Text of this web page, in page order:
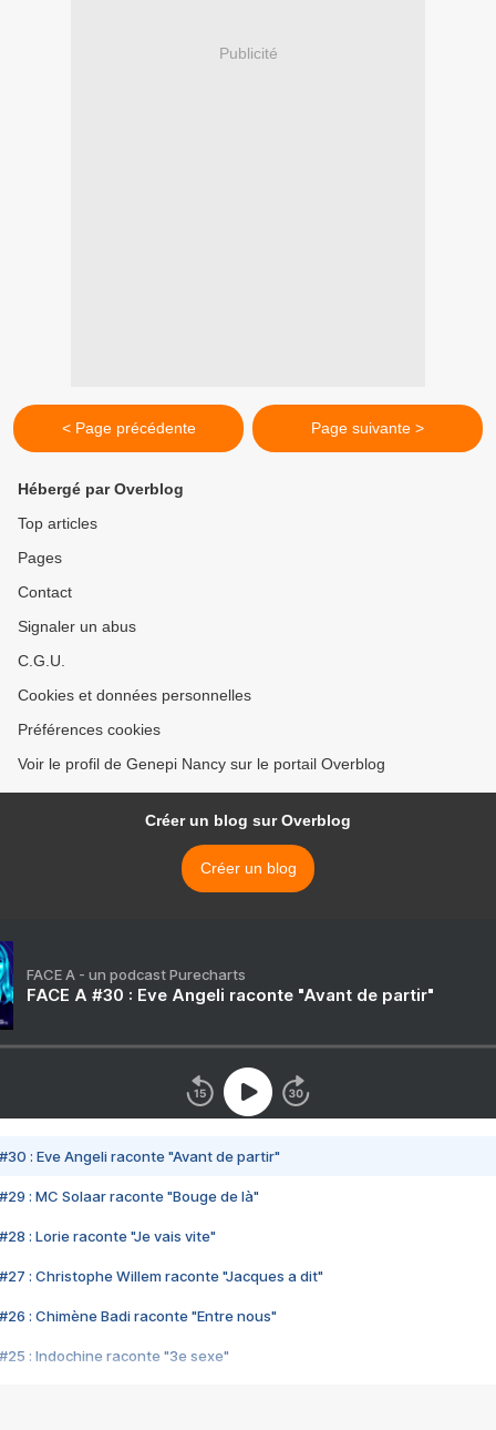
Publicité
< Page précédente Page suivante >
Hébergé par Overblog
Top articles
Pages
Contact
Signaler un abus
C.G.U.
Cookies et données personnelles
Préférences cookies
Voir le profil de Genepi Nancy sur le portail Overblog
Créer un blog sur Overblog
Créer un blog
FACE A - un podcast Purecharts
FACE A #30 : Eve Angeli raconte "Avant de partir"
#30 : Eve Angeli raconte "Avant de partir"
#29 : MC Solaar raconte "Bouge de là"
#28 : Lorie raconte "Je vais vite"
#27 : Christophe Willem raconte "Jacques a dit"
#26 : Chimène Badi raconte "Entre nous"
#25 : Indochine raconte "3e sexe"